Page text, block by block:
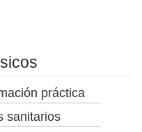
práctica
sanitarios